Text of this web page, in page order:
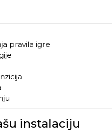
pravila igre
instalaciju